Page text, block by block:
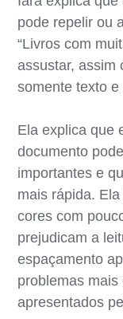
pode repelir ou
“Livros com
assustar, assim
somente texto e
Ela explica que
documento
importantes e
mais rápida.
cores com
prejudicam a
espaçamento
problemas
apresentados